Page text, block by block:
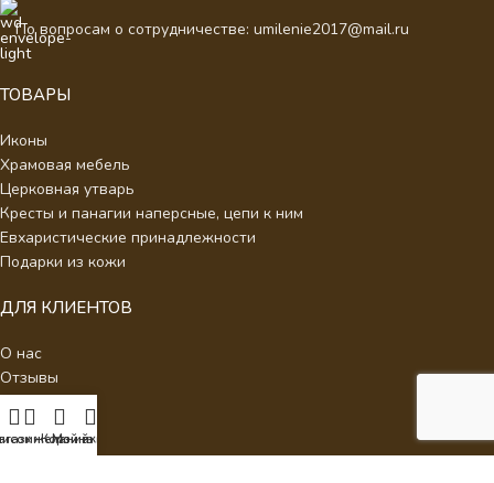
По вопросам о сотрудничестве: umilenie2017@mail.ru
ТОВАРЫ
Иконы
Храмовая мебель
Церковная утварь
Кресты и панагии наперсные, цепи к ним
Евхаристические принадлежности
Подарки из кожи
ДЛЯ КЛИЕНТОВ
О нас
Отзывы
Новости
Каталог
Контакты
желаний
Корзина
Мой аккаунт